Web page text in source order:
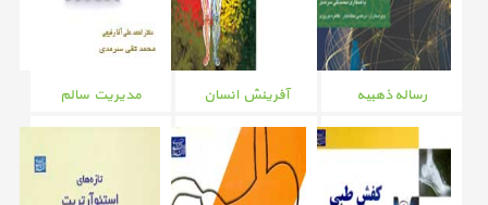
رساله ذهبیه آفرینش انسان مدیریت سالم